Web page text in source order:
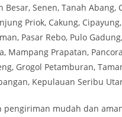
Besar, Senen, Tanah
Priok, Cakung,
Pasar Rebo, Pulo
Mampang Prapatan,
Grogol Petamburan,
Kepulauan Seribu
pengiriman mudah dan